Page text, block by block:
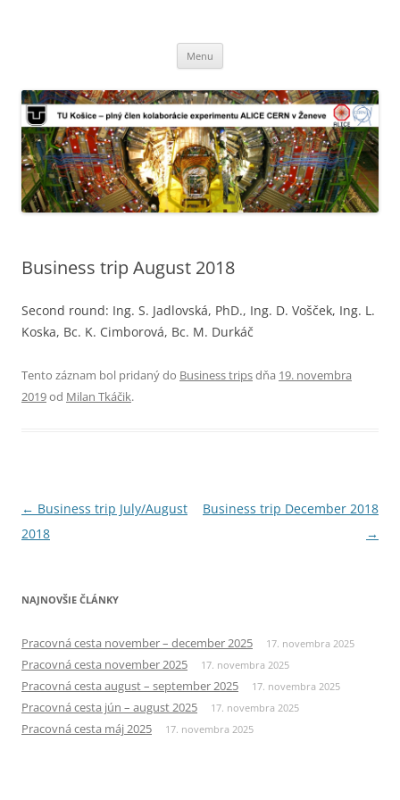
experimentu ALICE CERN v Ženeve
Menu
Business trip August 2018
Second round: Ing. S. Jadlovská, PhD., Ing. D. Vošček, Ing. L.
Koska, Bc. K. Cimborová, Bc. M. Durkáč
Tento záznam bol pridaný do Business tripsdňa 19. novembra
2019od Milan Tkáčik.
Navigácia
článkami
← Business trip July/August
2018
Business trip December 2018
→
NAJNOVŠIE ČLÁNKY
Pracovná cesta november – december 2025 17. novembra 2025
Pracovná cesta november 2025 17. novembra 2025
Pracovná cesta august – september 2025 17. novembra 2025
Pracovná cesta jún – august 2025 17. novembra 2025
Pracovná cesta máj 2025 17. novembra 2025